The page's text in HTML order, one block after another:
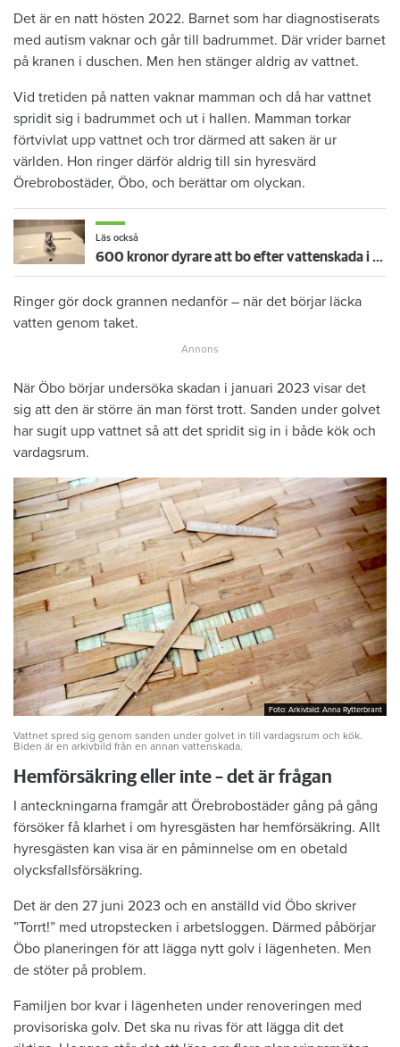
Det är en natt hösten 2022. Barnet som har diagnostiserats
med autism vaknar och går till badrummet. Där vrider barnet
på kranen i duschen. Men hen stänger aldrig av vattnet.
Vid tretiden på natten vaknar mamman och då har vattnet
spridit sig i badrummet och ut i hallen. Mamman torkar
förtvivlat upp vattnet och tror därmed att saken är ur
världen. Hon ringer därför aldrig till sin hyresvärd
Örebrobostäder, Öbo, och berättar om olyckan.
Läs också
600 kronor dyrare att bo efter vattenskada i Varberg
Ringer gör dock grannen nedanför – när det börjar läcka
vatten genom taket.
När Öbo börjar undersöka skadan i januari 2023 visar det
sig att den är större än man först trott. Sanden under golvet
har sugit upp vattnet så att det spridit sig in i både kök och
vardagsrum.
Foto: Arkivbild: Anna Rytterbrant
Foto: Arkivbild: Anna Rytterbrant
Vattnet spred sig genom sanden under golvet in till vardagsrum och kök.
Biden är en arkivbild från en annan vattenskada.
Hemförsäkring eller inte – det är frågan
I anteckningarna framgår att Örebrobostäder gång på gång
försöker få klarhet i om hyresgästen har hemförsäkring. Allt
hyresgästen kan visa är en påminnelse om en obetald
olycksfallsförsäkring.
Det är den 27 juni 2023 och en anställd vid Öbo skriver
”Torrt!” med utropstecken i arbetsloggen. Därmed påbörjar
Öbo planeringen för att lägga nytt golv i lägenheten. Men
de stöter på problem.
Familjen bor kvar i lägenheten under renoveringen med
provisoriska golv. Det ska nu rivas för att lägga dit det